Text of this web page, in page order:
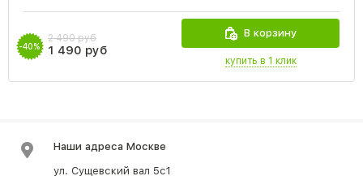
-40%
2 490 руб
1 490 руб
В корзину
купить в 1 клик
Наши адреса Москве
ул. Сущевский вал 5с1